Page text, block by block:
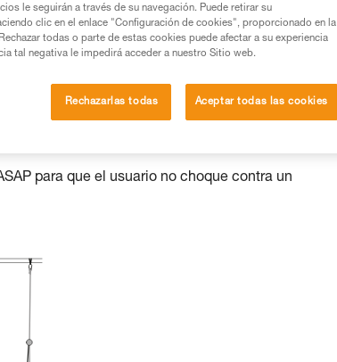
específico. Confirme a
solo y con total seguridad,
existir otras que no
para que el usuario no choque contra un
le seguirán a través de su navegación. Puede retirar su
clic en el enlace "Configuración de cookies", proporcionado en la
todas o parte de estas cookies puede afectar a su experiencia
tal negativa le impedirá acceder a nuestro Sitio web.
Rechazarlas todas Aceptar todas las cookies